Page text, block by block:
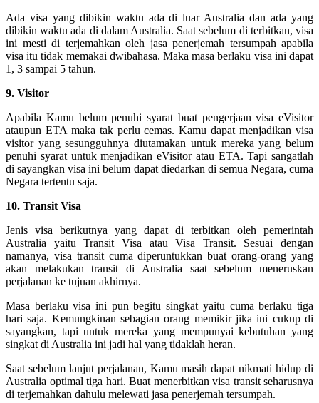
Ada visa yang dibikin waktu ada di luar Australia dan ada yang
dibikin waktu ada di dalam Australia. Saat sebelum di terbitkan, visa
ini mesti di terjemahkan oleh jasa penerjemah tersumpah apabila
visa itu tidak memakai dwibahasa. Maka masa berlaku visa ini dapat
1, 3 sampai 5 tahun.
9. Visitor
Apabila Kamu belum penuhi syarat buat pengerjaan visa eVisitor
ataupun ETA maka tak perlu cemas. Kamu dapat menjadikan visa
visitor yang sesungguhnya diutamakan untuk mereka yang belum
penuhi syarat untuk menjadikan eVisitor atau ETA. Tapi sangatlah
di sayangkan visa ini belum dapat diedarkan di semua Negara, cuma
Negara tertentu saja.
10. Transit Visa
Jenis visa berikutnya yang dapat di terbitkan oleh pemerintah
Australia yaitu Transit Visa atau Visa Transit. Sesuai dengan
namanya, visa transit cuma diperuntukkan buat orang-orang yang
akan melakukan transit di Australia saat sebelum meneruskan
perjalanan ke tujuan akhirnya.
Masa berlaku visa ini pun begitu singkat yaitu cuma berlaku tiga
hari saja. Kemungkinan sebagian orang memikir jika ini cukup di
sayangkan, tapi untuk mereka yang mempunyai kebutuhan yang
singkat di Australia ini jadi hal yang tidaklah heran.
Saat sebelum lanjut perjalanan, Kamu masih dapat nikmati hidup di
Australia optimal tiga hari. Buat menerbitkan visa transit seharusnya
di terjemahkan dahulu melewati jasa penerjemah tersumpah.